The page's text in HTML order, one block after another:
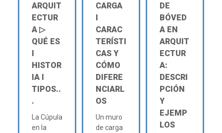
ARQUIT
ECTUR
A ▷
QUÉ ES
Ι
HISTOR
IA Ι
TIPOS..
.
La Cúpula
en la
CARGA
Ι
CARAC
TERÍSTI
CAS Y
CÓMO
DIFERE
NCIARL
OS
Un muro
de carga
DE
BÓVED
A EN
ARQUIT
ECTUR
A:
DESCRI
PCIÓN
Y
EJEMP
LOS